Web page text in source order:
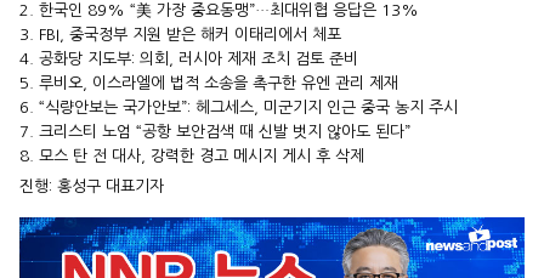
2. 한국인 89% “美 가장 중요동맹”…최대위협 응답은 13%
3. FBI, 중국정부 지원 받은 해커 이태리에서 체포
4. 공화당 지도부: 의회, 러시아 제재 조치 검토 준비
5. 루비오, 이스라엘에 법적 소송을 촉구한 유엔 관리 제재
6. “식량안보는 국가안보”: 헤그세스, 미군기지 인근 중국 농지 주시
7. 크리스티 노엄 “공항 보안검색 때 신발 벗지 않아도 된다”
8. 모스 탄 전 대사, 강력한 경고 메시지 게시 후 삭제
진행: 홍성구 대표기자